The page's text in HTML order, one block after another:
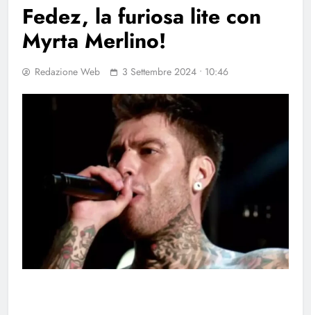
Fedez, la furiosa lite con
Myrta Merlino!
Redazione Web 3 Settembre 2024 • 10:46